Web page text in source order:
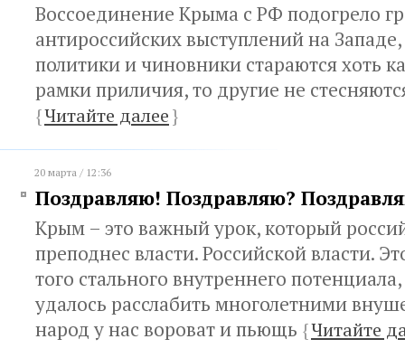
Воссоединение Крыма с РФ подогрело
антироссийских выступлений на
политики и чиновники стараются хоть
рамки приличия, то другие не
{Читайте далее}
20 марта / 12:36
Поздравляю! Поздравляю?
Крым – это важный урок, который
преподнес власти. Российской власти.
того стального внутреннего
удалось расслабить многолетними
народ у нас вороват и пьющь {Читайте